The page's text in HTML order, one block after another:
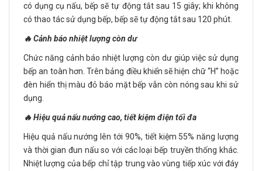
có dụng cụ nấu, bếp sẽ tự động tắt sau 15 giây; khi không
có thao tác sử dụng bếp, bếp sẽ tự động tắt sau 120 phút.
🔥 Cảnh báo nhiệt lượng còn dư
Chức năng cảnh báo nhiệt lượng còn dư giúp việc sử dụng
bếp an toàn hơn. Trên bảng điều khiển sẽ hiện chữ “H” hoặc
đèn hiển thị màu đỏ báo mặt bếp vẫn còn nóng sau khi sử
dụng.
🔥 Hiệu quả nấu nướng cao, tiết kiệm điện tối đa
Hiệu quả nấu nướng lên tới 90%, tiết kiệm 55% năng lượng
và thời gian đun nấu so với các loại bếp truyền thống khác.
Nhiệt lượng của bếp chỉ tập trung vào vùng tiếp xúc với đáy